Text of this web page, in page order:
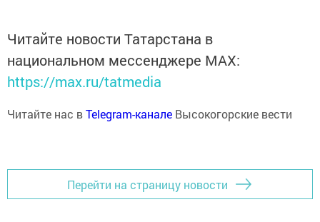
Читайте новости Татарстана в
национальном мессенджере MАХ:
https://max.ru/tatmedia
Читайте нас вTelegram-канале Высокогорские вести
Перейти на страницу новости